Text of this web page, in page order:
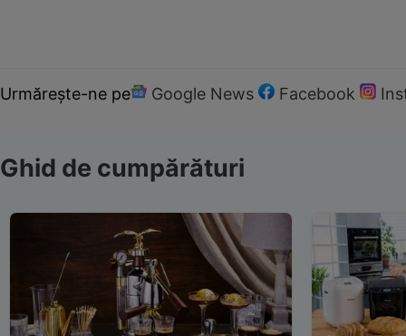
Urmărește-ne pe Google News Facebook
Ghid de cumpărături